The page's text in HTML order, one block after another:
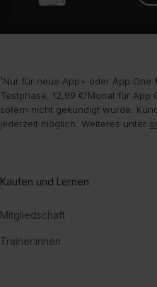
¹Nur für neue App+ oder App One
Testphase, 12,99 €/Monat für App
sofern nicht gekündigt wurde.
jederzeit möglich. Weiteres unter
Kaufen und Lernen
Mitgliedschaft
Trainer:innen